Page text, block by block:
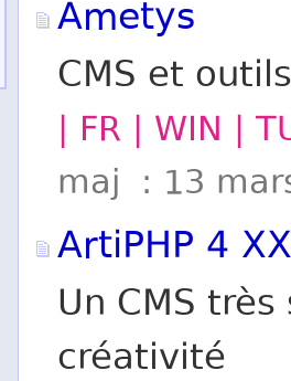
Ametys
CMS et
| FR | WIN |
maj : 13
ArtiPHP 4
Un CMS
créativité